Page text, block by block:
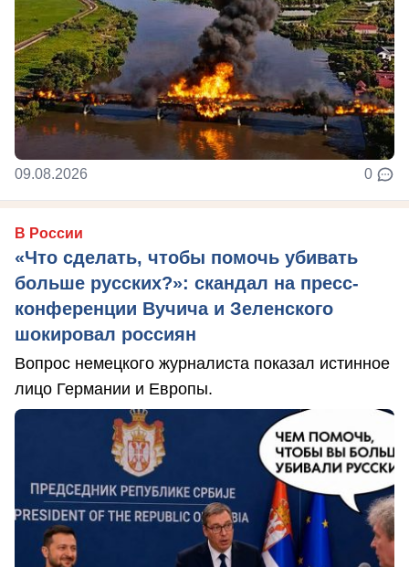
09.08.2026 0
В России
«Что сделать, чтобы помочь убивать
больше русских?»: скандал на пресс-
конференции Вучича и Зеленского
шокировал россиян
Вопрос немецкого журналиста показал истинное
лицо Германии и Европы.